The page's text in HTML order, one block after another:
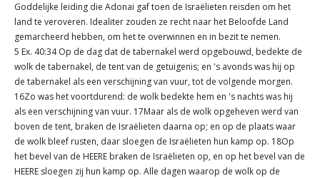
Goddelijke leiding die Adonai gaf toen de Israëlieten reisden om het
land te veroveren. Idealiter zouden ze recht naar het Beloofde Land
gemarcheerd hebben, om het te overwinnen en in bezit te nemen.
5 Ex. 40:34 Op de dag dat de tabernakel werd opgebouwd, bedekte de
wolk de tabernakel, de tent van de getuigenis; en 's avonds was hij op
de tabernakel als een verschijning van vuur, tot de volgende morgen.
16Zo was het voortdurend: de wolk bedekte hem en 's nachts was hij
als een verschijning van vuur. 17Maar als de wolk opgeheven werd van
boven de tent, braken de Israëlieten daarna op; en op de plaats waar
de wolk bleef rusten, daar sloegen de Israëlieten hun kamp op. 18Op
het bevel van de HEERE braken de Israëlieten op, en op het bevel van de
HEERE sloegen zij hun kamp op. Alle dagen waarop de wolk op de